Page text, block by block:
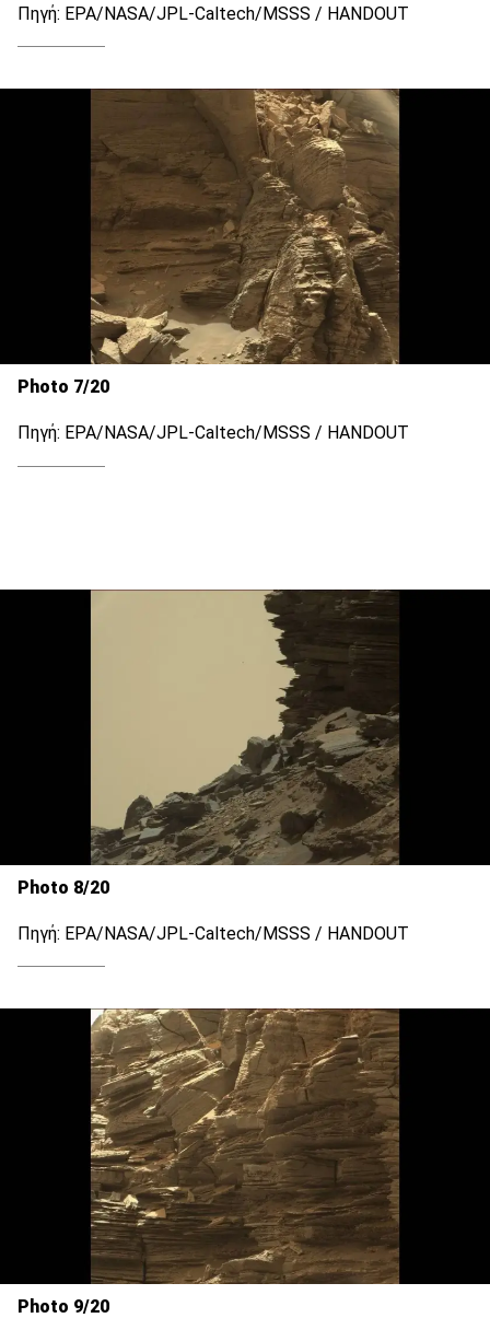
Πηγή: EPA/NASA/JPL-Caltech/MSSS / HANDOUT
Photo 7/20
Πηγή: EPA/NASA/JPL-Caltech/MSSS / HANDOUT
Photo 8/20
Πηγή: EPA/NASA/JPL-Caltech/MSSS / HANDOUT
Photo 9/20